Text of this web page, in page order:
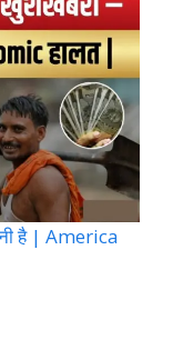
है | America